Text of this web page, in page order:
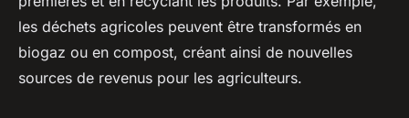
les déchets agricoles peuvent être transformés en
biogaz ou en compost, créant ainsi de nouvelles
sources de revenus pour les agriculteurs.